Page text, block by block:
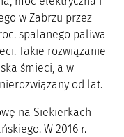
w Zabrzu przez
spalanego paliwa
Takie rozwiązanie
śmieci, a w
od lat.
na Siekierkach
W 2016 r.